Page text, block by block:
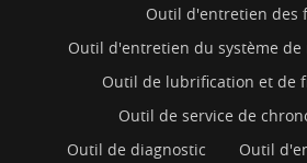
Outil d'entretien des
Outil d'entretien du système
Outil de lubrification et de
Outil de service de
Outil de diagnostic
Outil